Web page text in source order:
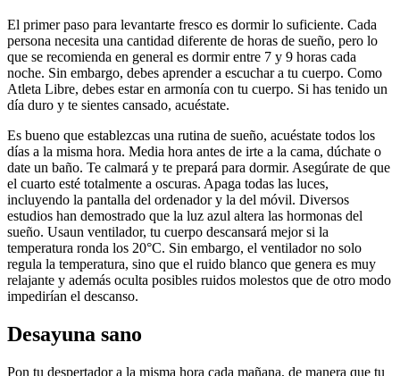
El primer paso para levantarte fresco es dormir lo suficiente. Cada
persona necesita una cantidad diferente de horas de sueño, pero lo
que se recomienda en general es dormir entre 7 y 9 horas cada
noche. Sin embargo, debes aprender a escuchar a tu cuerpo. Como
Atleta Libre, debes estar en armonía con tu cuerpo. Si has tenido un
día duro y te sientes cansado, acuéstate.
Es bueno que establezcas una rutina de sueño, acuéstate todos los
días a la misma hora. Media hora antes de irte a la cama, dúchate o
date un baño. Te calmará y te prepará para dormir. Asegúrate de que
el cuarto esté totalmente a oscuras. Apaga todas las luces,
incluyendo la pantalla del ordenador y la del móvil. Diversos
estudios han demostrado que la luz azul altera las hormonas del
sueño. Usaun ventilador, tu cuerpo descansará mejor si la
temperatura ronda los 20°C. Sin embargo, el ventilador no solo
regula la temperatura, sino que el ruido blanco que genera es muy
relajante y además oculta posibles ruidos molestos que de otro modo
impedirían el descanso.
Desayuna sano
Pon tu despertador a la misma hora cada mañana, de manera que tu